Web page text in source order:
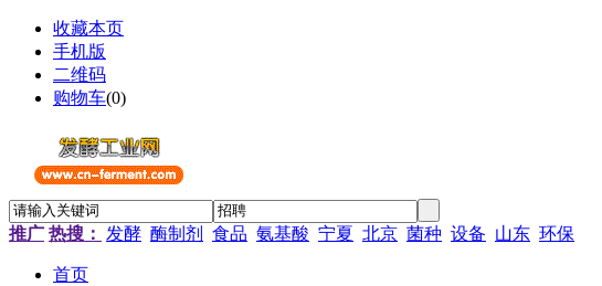
收藏本页
手机版
二维码
购物车(0)
推广 热搜： 发酵 酶制剂 食品 氨基酸 宁夏 北京 菌种 设备 山东 环保
首页